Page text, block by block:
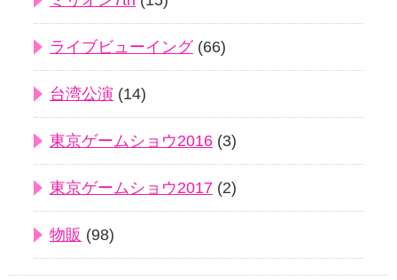
ライブビューイング(66)
台湾公演 (14)
東京ゲームショウ2016 (3)
東京ゲームショウ2017 (2)
物販 (98)